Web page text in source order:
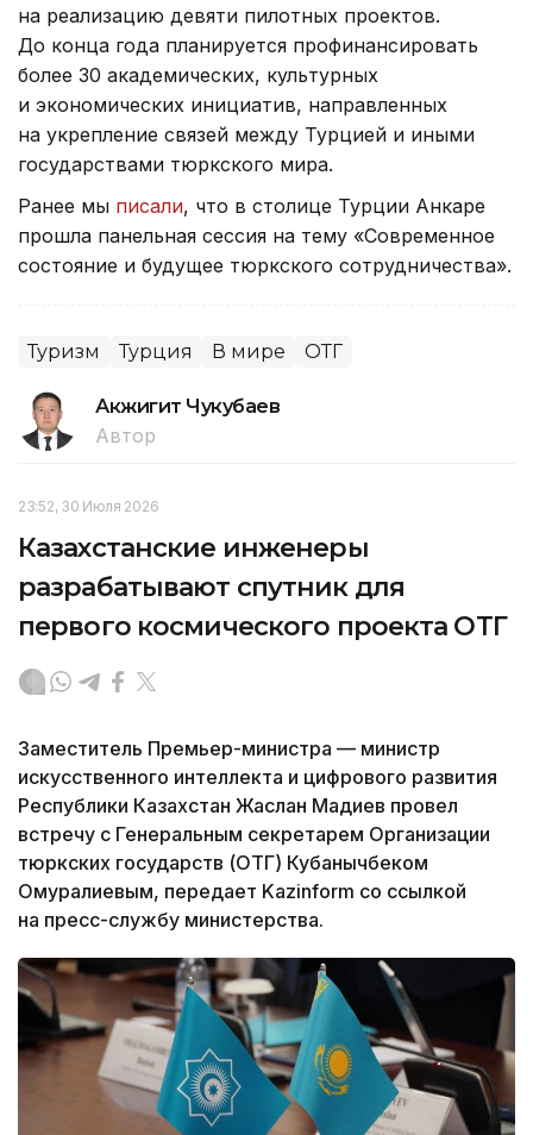
на реализацию девяти пилотных проектов.
До конца года планируется профинансировать
более 30 академических, культурных
и экономических инициатив, направленных
на укрепление связей между Турцией и иными
государствами тюркского мира.
Ранее мы писали, что в столице Турции Анкаре
прошла панельная сессия на тему «Современное
состояние и будущее тюркского сотрудничества».
Туризм Турция В мире ОТГ
Акжигит Чукубаев
Автор
23:52, 30 Июля 2026
Казахстанские инженеры
разрабатывают спутник для
первого космического проекта ОТГ
Заместитель Премьер-министра — министр
искусственного интеллекта и цифрового развития
Республики Казахстан Жаслан Мадиев провел
встречу с Генеральным секретарем Организации
тюркских государств (ОТГ) Кубанычбеком
Омуралиевым, передает Kazinform со ссылкой
на пресс-службу министерства.